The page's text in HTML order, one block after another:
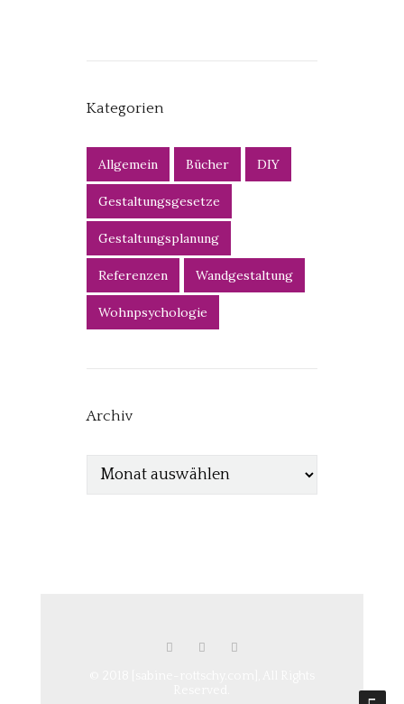
Kategorien
Allgemein Bücher DIY
Gestaltungsgesetze
Gestaltungsplanung
Referenzen Wandgestaltung
Wohnpsychologie
Archiv